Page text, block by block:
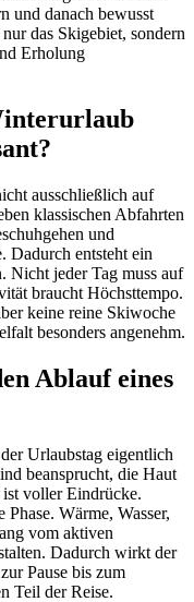
und danach bewusst
das Skigebiet, sondern
Erholung
ausschließlich auf
klassischen Abfahrten
und
Dadurch entsteht ein
Nicht jeder Tag muss auf
braucht Höchsttempo.
keine reine Skiwoche
besonders angenehm.
Ablauf eines
Urlaubstag eigentlich
beansprucht, die Haut
voller Eindrücke.
Wärme, Wasser,
vom aktiven
Dadurch wirkt der
Pause bis zum
Teil der Reise.